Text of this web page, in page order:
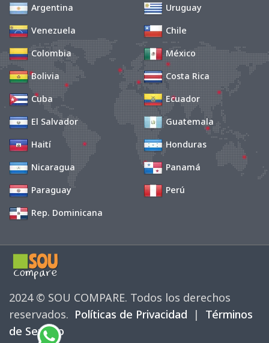
Argentina
Uruguay
Venezuela
Chile
Colombia
México
Bolivia
Costa Rica
Cuba
Ecuador
El Salvador
Guatemala
Haití
Honduras
Nicaragua
Panamá
Paraguay
Perú
Rep. Dominicana
2024 © SOU COMPARE. Todos los derechos
reservados. Políticas de Privacidad |
Términos
de Servicio